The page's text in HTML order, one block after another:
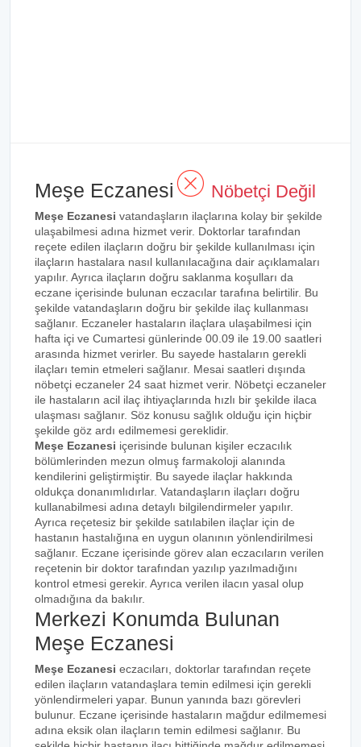
Meşe Eczanesi Nöbetçi Değil
Meşe Eczanesi vatandaşların ilaçlarına kolay bir şekilde
ulaşabilmesi adına hizmet verir. Doktorlar tarafından
reçete edilen ilaçların doğru bir şekilde kullanılması için
ilaçların hastalara nasıl kullanılacağına dair açıklamaları
yapılır. Ayrıca ilaçların doğru saklanma koşulları da
eczane içerisinde bulunan eczacılar tarafına belirtilir. Bu
şekilde vatandaşların doğru bir şekilde ilaç kullanması
sağlanır. Eczaneler hastaların ilaçlara ulaşabilmesi için
hafta içi ve Cumartesi günlerinde 00.09 ile 19.00 saatleri
arasında hizmet verirler. Bu sayede hastaların gerekli
ilaçları temin etmeleri sağlanır. Mesai saatleri dışında
nöbetçi eczaneler 24 saat hizmet verir. Nöbetçi eczaneler
ile hastaların acil ilaç ihtiyaçlarında hızlı bir şekilde ilaca
ulaşması sağlanır. Söz konusu sağlık olduğu için hiçbir
şekilde göz ardı edilmemesi gereklidir.
Meşe Eczanesi içerisinde bulunan kişiler eczacılık
bölümlerinden mezun olmuş farmakoloji alanında
kendilerini geliştirmiştir. Bu sayede ilaçlar hakkında
oldukça donanımlıdırlar. Vatandaşların ilaçları doğru
kullanabilmesi adına detaylı bilgilendirmeler yapılır.
Ayrıca reçetesiz bir şekilde satılabilen ilaçlar için de
hastanın hastalığına en uygun olanının yönlendirilmesi
sağlanır. Eczane içerisinde görev alan eczacıların verilen
reçetenin bir doktor tarafından yazılıp yazılmadığını
kontrol etmesi gerekir. Ayrıca verilen ilacın yasal olup
olmadığına da bakılır.
Merkezi Konumda Bulunan
Meşe Eczanesi
Meşe Eczanesi eczacıları, doktorlar tarafından reçete
edilen ilaçların vatandaşlara temin edilmesi için gerekli
yönlendirmeleri yapar. Bunun yanında bazı görevleri
bulunur. Eczane içerisinde hastaların mağdur edilmemesi
adına eksik olan ilaçların temin edilmesi sağlanır. Bu